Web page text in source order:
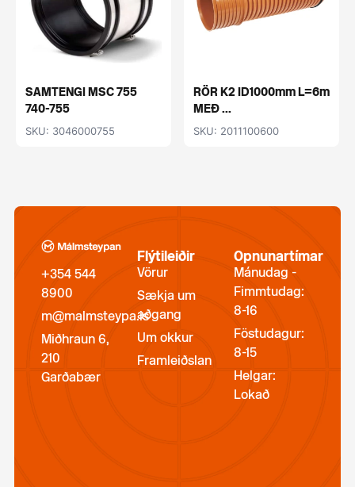
SAMTENGI MSC 755
740-755
SKU: 3046000755
RÖR K2 ID1000mm L=6m
MEÐ ...
SKU: 2011100600
+354 544
8900
m@malmsteypa.is
Miðhraun 6,
210
Garðabær
Flýtileiðir
Vörur
Sækja um
aðgang
Um okkur
Framleiðslan
Opnunartímar
Mánudag -
Fimmtudag:
8-16
Föstudagur:
8-15
Helgar:
Lokað